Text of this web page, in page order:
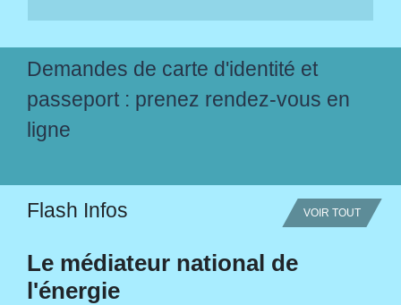
Demandes de carte d'identité et
passeport : prenez rendez-vous en
ligne
Flash Infos VOIR TOUT
Le médiateur national de
l'énergie